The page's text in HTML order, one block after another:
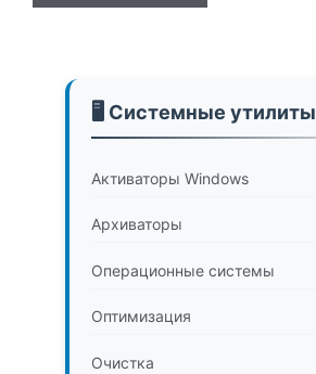
🖥️ Системные утилиты
Активаторы Windows
Архиваторы
Операционные системы
Оптимизация
Очистка